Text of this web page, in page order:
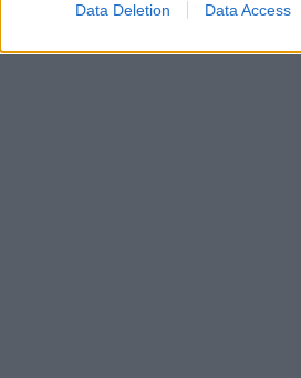
Data Deletion Data Access